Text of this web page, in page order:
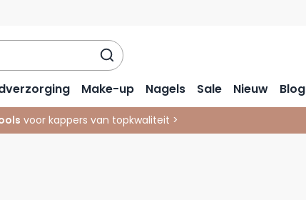
Make-up Nagels Sale Nieuw Blog
voor kappers van topkwaliteit >